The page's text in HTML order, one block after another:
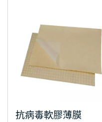
抗病毒軟膠薄膜